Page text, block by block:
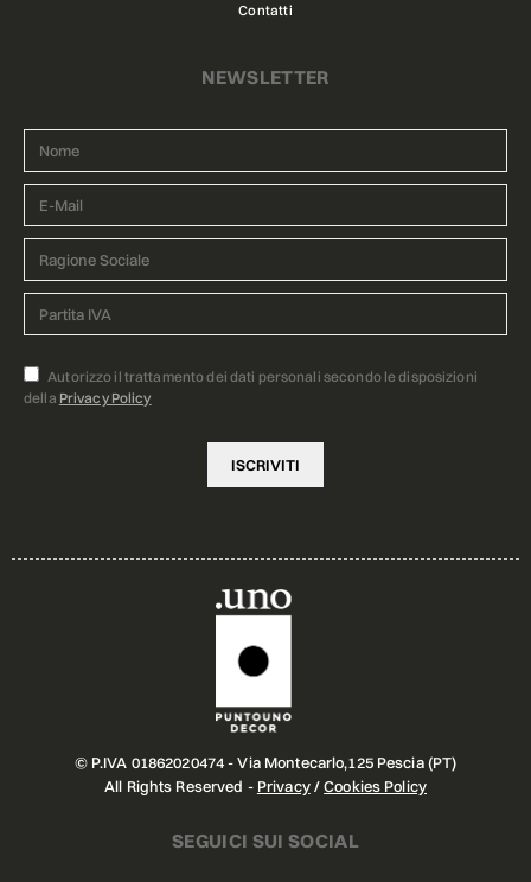
Contatti
NEWSLETTER
Autorizzo il trattamento dei dati personali secondo le disposizioni
della Privacy Policy
© P.IVA 01862020474 - Via Montecarlo,125 Pescia (PT)
All Rights Reserved - Privacy/Cookies Policy
SEGUICI SUI SOCIAL